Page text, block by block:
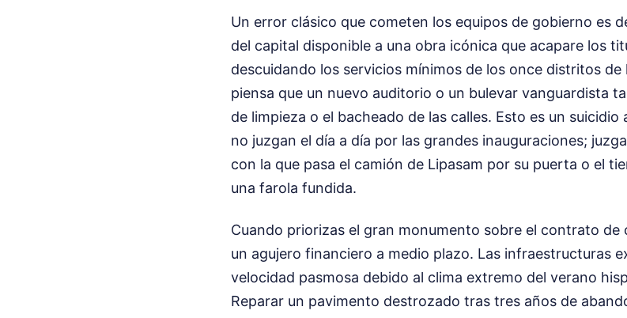
Un error clásico que cometen los equipos de gobierno es
del capital disponible a una obra icónica que acapare los
descuidando los servicios mínimos de los once distritos
piensa que un nuevo auditorio o un bulevar vanguardista
de limpieza o el bacheado de las calles. Esto es un
no juzgan el día a día por las grandes inauguraciones;
con la que pasa el camión de Lipasam por su puerta o el
una farola fundida.
Cuando priorizas el gran monumento sobre el contrato de
un agujero financiero a medio plazo. Las infraestructuras
velocidad pasmosa debido al clima extremo del verano
Reparar un pavimento destrozado tras tres años de